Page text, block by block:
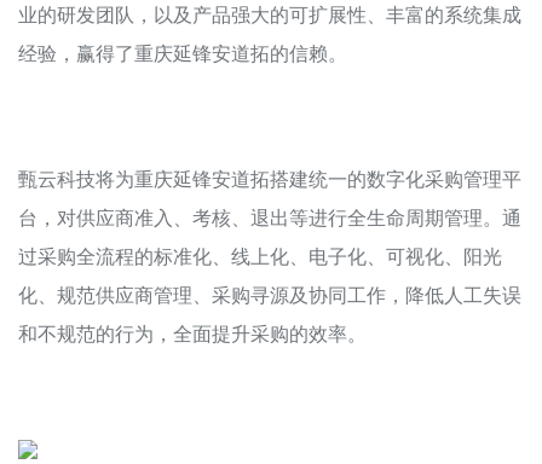
业的研发团队，以及产品强大的可扩展性、丰富的系统集成
经验，赢得了重庆延锋安道拓的信赖。
甄云科技将为重庆延锋安道拓搭建统一的数字化采购管理平
台，对供应商准入、考核、退出等进行全生命周期管理。通
过采购全流程的标准化、线上化、电子化、可视化、阳光
化、规范供应商管理、采购寻源及协同工作，降低人工失误
和不规范的行为，全面提升采购的效率。